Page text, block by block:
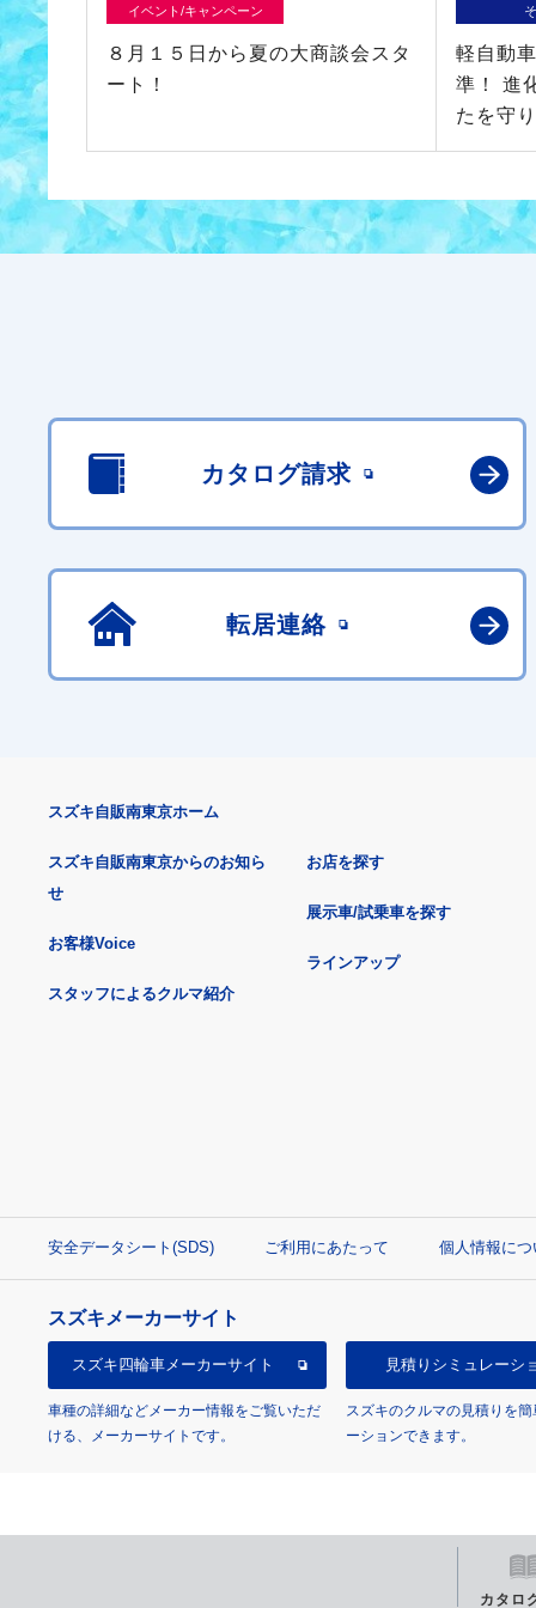
イベント/キャンペーン
８月１５日から夏の大商談会スタ
ート！
軽自動
準！ 進
たを守
カタログ請求
転居連絡
カタロ
スズキ自販南東京ホーム
スズキ自販南東京からのお知ら
せ
お客様Voice
スタッフによるクルマ紹介
お店を探す
展示車/試乗車を探す
ラインアップ
安全データシート(SDS) ご利用にあたって 個人情報につ
スズキメーカーサイト
スズキ四輪車メーカーサイト
車種の詳細などメーカー情報をご覧いただ
ける、メーカーサイトです。
見積り シミュレーシ
スズキのクルマの見積りを
ーションできます。